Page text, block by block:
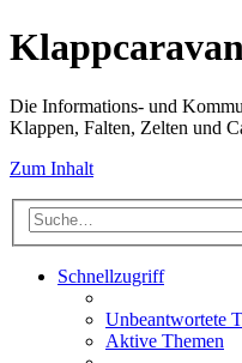
Die Informations- und
Klappen, Falten, Zelten und
Zum Inhalt
Schnellzugriff
Unbeantwortete
Aktive Themen